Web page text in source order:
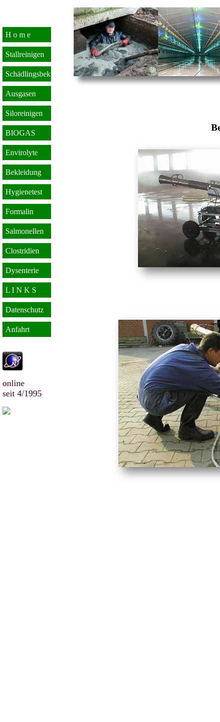
H o m e
Stallreinigen
Schädlingsbek
Ausgasen
Siloreinigen
BIOGAS
Envirolyte
Bekleidung
Hygienetest
Formalin
Salmonellen
Clostridien
Dysenterie
L I N K S
Datenschutz
Anfahrt
online
seit 4/1995